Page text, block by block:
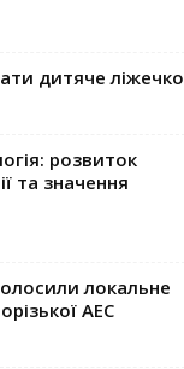
дитяче ліжечко
розвиток
та значення
локальне
АЕС